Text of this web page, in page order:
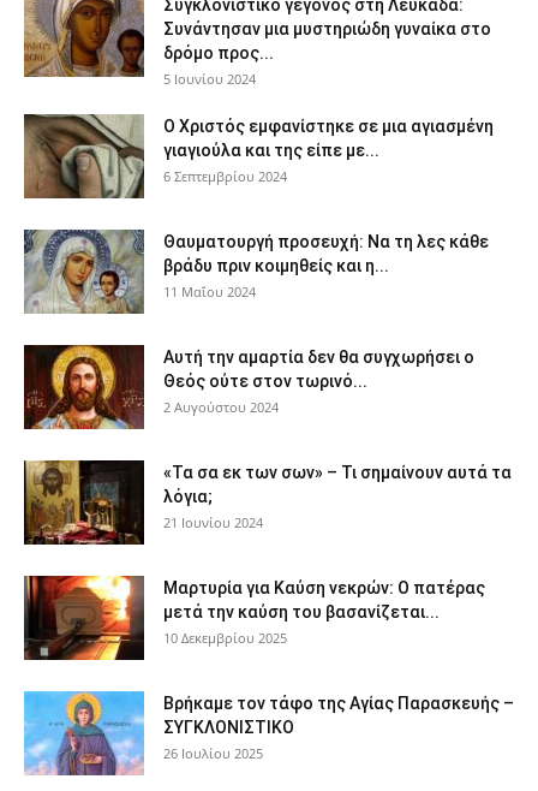
Συγκλονιστικό γεγονός στη Λευκάδα:
Συνάντησαν μια μυστηριώδη γυναίκα στο
δρόμο προς...
5 Ιουνίου 2024
Ο Χριστός εμφανίστηκε σε μια αγιασμένη
γιαγιούλα και της είπε με...
6 Σεπτεμβρίου 2024
Θαυματουργή προσευχή: Να τη λες κάθε
βράδυ πριν κοιμηθείς και η...
11 Μαΐου 2024
Αυτή την αμαρτία δεν θα συγχωρήσει ο
Θεός ούτε στον τωρινό...
2 Αυγούστου 2024
«Τα σα εκ των σων» – Τι σημαίνουν αυτά τα
λόγια;
21 Ιουνίου 2024
Μαρτυρία για Καύση νεκρών: Ο πατέρας
μετά την καύση του βασανίζεται...
10 Δεκεμβρίου 2025
Βρήκαμε τον τάφο της Αγίας Παρασκευής –
ΣΥΓΚΛΟΝΙΣΤΙΚΟ
26 Ιουλίου 2025